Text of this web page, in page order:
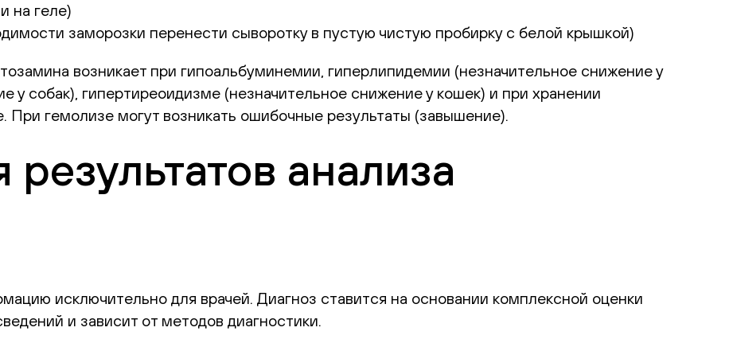
на геле)
заморозки перенести сыворотку в пустую чистую пробирку с белой крышкой)
возникает при гипоальбуминемии, гиперлипидемии (незначительное снижение у
у собак), гипертиреоидизме (незначительное снижение у кошек) и при хранении
При гемолизе могут возникать ошибочные результаты (завышение).
анализа
исключительно для врачей. Диагноз ставится на основании комплексной оценки
и зависит от методов диагностики.